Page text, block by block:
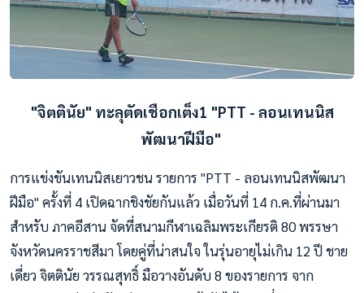
"จิตตินัย" ทะลุตัดเชือกเต็ง1 "PTT - ลอนเทนนิส
พัฒนาฝีมือ"
การแข่งขันเทนนิสเยาวชน รายการ "PTT - ลอนเทนนิสพัฒนา
ฝีมือ" ครั้งที่ 4 เปิดฉากชิงชัยกันแล้ว เมื่อวันที่ 14 ก.ค.ที่ผ่านมา
สำหรับ ภาคอีสาน จัดที่สนามกีฬาเฉลิมพระเกียรติ 80 พรรษา
จังหวัดนครราชสีมา โดยคู่ที่น่าสนใจ ในรุ่นอายุไม่เกิน 12 ปี ชาย
เดี่ยว จิตตินัย วรรณสุทธิ์ มือวางอันดับ 8 ของรายการ จาก